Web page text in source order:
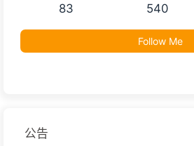
83 540
Follow Me
公告